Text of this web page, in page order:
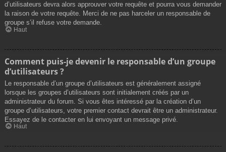
d’utilisateurs devra alors approuver votre requête et pourra vous demander
la raison de votre requête. Merci de ne pas harceler un responsable de
groupe s’il refuse votre demande.
Haut
Comment puis-je devenir le responsable d’un groupe
d’utilisateurs ?
Le responsable d’un groupe d’utilisateurs est généralement assigné
lorsque les groupes d’utilisateurs sont initialement créés par un
administrateur du forum. Si vous êtes intéressé par la création d’un
groupe d’utilisateurs, votre premier contact devrait être un administrateur.
Essayez de le contacter en lui envoyant un message privé.
Haut